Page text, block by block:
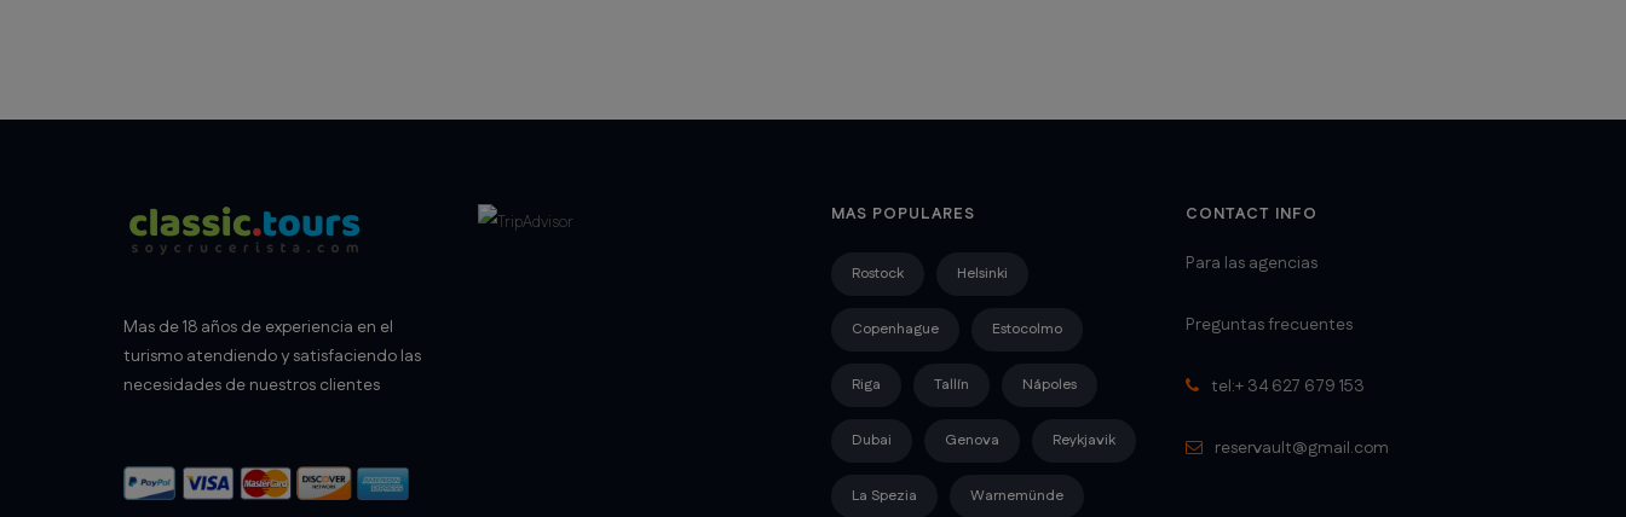
Mas de 18 años de experiencia en el
turismo atendiendo y satisfaciendo las
necesidades de nuestros clientes
MAS POPULARES
Rostock Helsinki
Copenhague Estocolmo
Riga Tallín Nápoles
Dubai Genova Reykjavik
La Spezia Warnemünde
CONTACT INFO
Para las agencias
Preguntas frecuentes
tel:+ 34 627 679 153
reservault@gmail.com